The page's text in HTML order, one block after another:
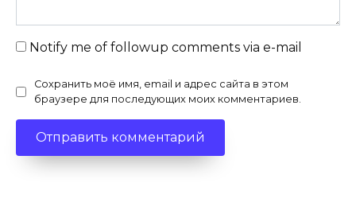
Notify me of followup comments via e-mail
Сохранить моё имя, email и адрес сайта в этом
браузере для последующих моих комментариев.